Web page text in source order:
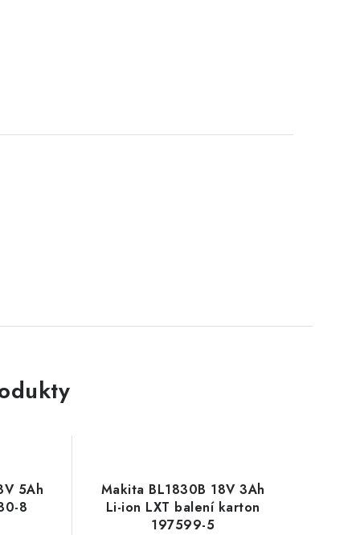
5Ah
8
Makita BL1830B 18V 3Ah
Li-ion LXT balení karton
197599-5